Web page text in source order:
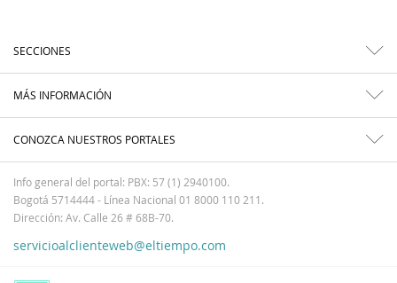
SECCIONES
MÁS INFORMACIÓN
CONOZCA NUESTROS PORTALES
Info general del portal: PBX: 57 (1) 2940100.
Bogotá 5714444 - Línea Nacional 01 8000 110 211.
Dirección: Av. Calle 26 # 68B-70.
servicioalclienteweb@eltiempo.com